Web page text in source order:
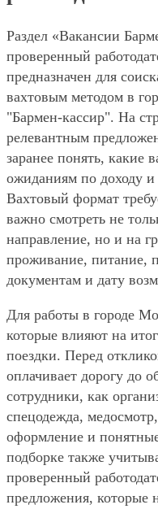
Раздел «Вакансии
проверенный
предназначен для
вахтовым методом в
"Бармен-кассир". На
релевантным
заранее понять, какие
ожиданиям по доходу и
Вахтовый формат
важно смотреть не
направление, но и на
проживание, питание,
документам и дату
Для работы в городе
которые влияют на
поездки. Перед
оплачивает дорогу до
сотрудники, как
спецодежда,
оформление и
подборке также
проверенный
предложения, которые